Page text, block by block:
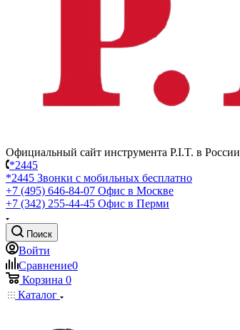
Официальный сайт инструмента P.I.T. в России
*2445
*2445 Звонки с мобильных бесплатно
+7 (495) 646-84-07 Офис в Москве
+7 (342) 255-44-45 Офис в Перми
Поиск
Войти
Сравнение0
Корзина 0
Каталог